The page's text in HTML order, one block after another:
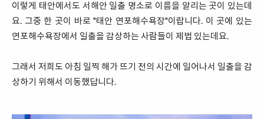
이렇게 태안에서도 서해안 일출 명소로 이름을 알리는 곳이 있는데
요. 그중 한 곳이 바로 "태안 연포해수욕장"이랍니다. 이 곳에 있는
연포해수욕장에서 일출을 감상하는 사람들이 제법 있는데요.
그래서 저희도 아침 일찍 해가 뜨기 전의 시간에 일어나서 일출을 감
상하기 위해서 이동했답니다.